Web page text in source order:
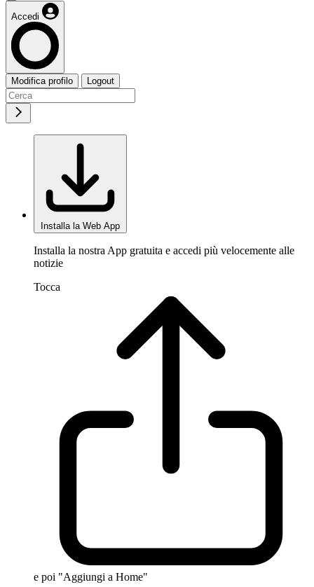
Accedi
Modifica profilo Logout
Installa la Web App
Installa la nostra App gratuita e accedi più velocemente alle
notizie
Tocca
e poi "Aggiungi a Home"